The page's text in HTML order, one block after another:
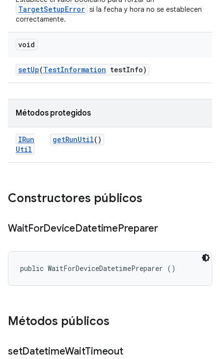
TargetSetupError si la fecha y hora no se establecen
correctamente.
void
setUp(TestInformation testInfo)
Métodos protegidos
IRun
Util
getRunUtil()
Constructores públicos
WaitForDeviceDatetimePreparer
public WaitForDeviceDatetimePreparer ()
Métodos públicos
setDatetimeWaitTimeout